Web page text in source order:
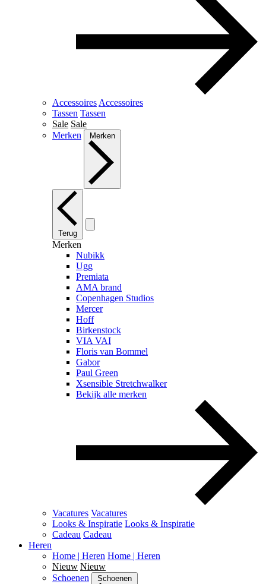
Accessoires Accessoires
Tassen Tassen
Sale Sale
Merken
Merken
Terug
Merken
Nubikk
Ugg
Premiata
AMA brand
Copenhagen Studios
Mercer
Hoff
Birkenstock
VIA VAI
Floris van Bommel
Gabor
Paul Green
Xsensible Stretchwalker
Bekijk alle merken
Vacatures Vacatures
Looks & Inspiratie Looks & Inspiratie
Cadeau Cadeau
Heren
Home | Heren Home | Heren
Nieuw Nieuw
Schoenen
Schoenen